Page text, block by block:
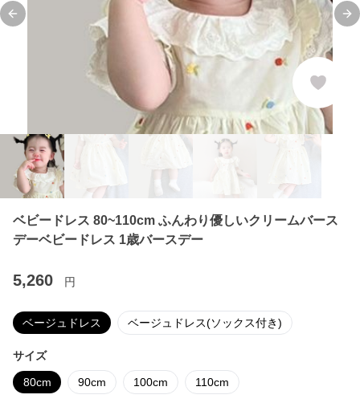
Previous slide
ベビードレス 80~110cm ふんわり優しいクリームバース
デーベビードレス 1歳バースデー
5,260 円
ベージュドレス ベージュドレス(ソックス付き)
サイズ
80cm 90cm 100cm 110cm